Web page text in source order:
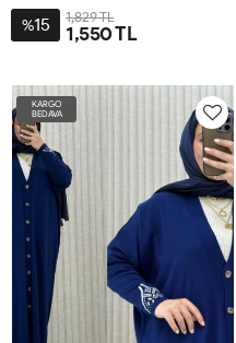
BDN-
%15 1,829 TL
1,550 TL
KARGO
BEDAVA